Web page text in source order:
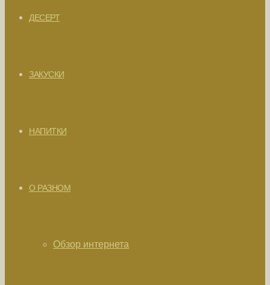
ДЕСЕРТ
ЗАКУСКИ
НАПИТКИ
О РАЗНОМ
Обзор интернета